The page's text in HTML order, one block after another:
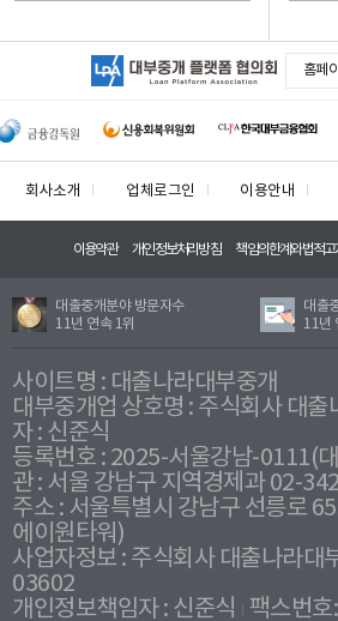
홈페
회사소개 업체로그인 이용안내
이용약관 개인정보처리방침 책임의한계와법적고
대출중개분야 방문자수
11년 연속 1위
대출
11년
사이트명 : 대출나라대부중개
대부중개업 상호명 : 주식회사 대출
자 : 신준식
등록번호 : 2025-서울강남-0111(
관 : 서울 강남구 지역경제과 02-
주소 : 서울특별시 강남구 선릉로
에이원타워)
사업자정보 : 주식회사 대출나라대
03602
개인정보책임자 : 신준식
팩스번